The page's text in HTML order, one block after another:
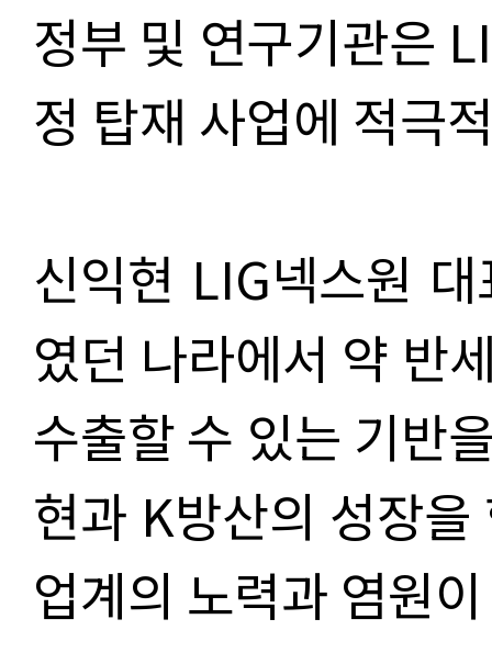
정부 및 연구기관은
정 탑재 사업에 적극
신익현 LIG넥스원
였던 나라에서 약 반
수출할 수 있는 기반
현과 K방산의 성장
업계의 노력과 염원